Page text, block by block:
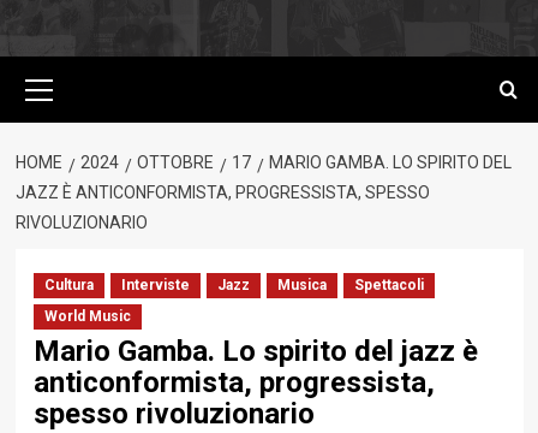
principale
HOME 2024 OTTOBRE 17
MARIO GAMBA. LO SPIRITO DEL
JAZZ È ANTICONFORMISTA, PROGRESSISTA, SPESSO
RIVOLUZIONARIO
Cultura Interviste Jazz Musica
Spettacoli
World Music
Mario Gamba. Lo spirito del jazz è
anticonformista, progressista,
spesso rivoluzionario